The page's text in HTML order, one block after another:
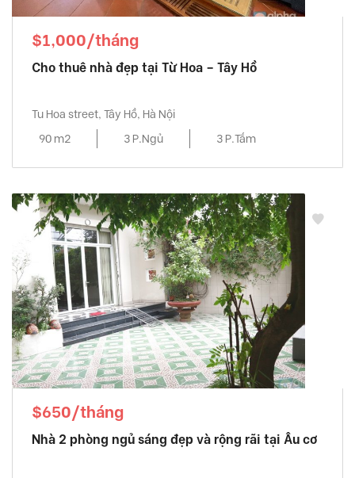
$1,000/tháng
Cho thuê nhà đẹp tại Từ Hoa – Tây Hồ
Tu Hoa street, Tây Hồ, Hà Nội
90 m2
3 P.Ngủ 3 P.Tắm
$650/tháng
Nhà 2 phòng ngủ sáng đẹp và rộng rãi tại Âu cơ